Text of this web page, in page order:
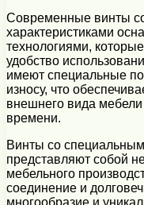
Современные винты
характеристиками
технологиями,
удобство
имеют специальные
износу, что
внешнего вида
времени.
Винты со
представляют собой
мебельного
соединение и